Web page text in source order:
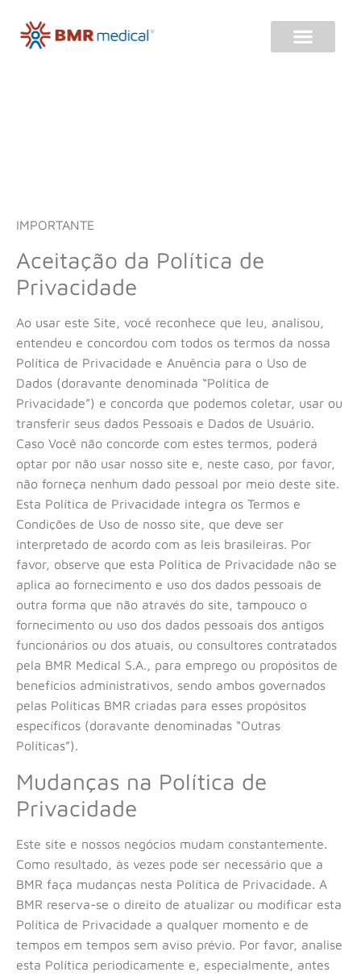
Política de
IMPORTANTE
Aceitação da Política de
Privacidade
Ao usar este Site, você reconhece que leu, analisou,
entendeu e concordou com todos os termos da nossa
Política de Privacidade e Anuência para o Uso de
Dados (doravante denominada “Política de
Privacidade”) e concorda que podemos coletar, usar ou
transferir seus dados Pessoais e Dados de Usuário.
Caso Você não concorde com estes termos, poderá
optar por não usar nosso site e, neste caso, por favor,
não forneça nenhum dado pessoal por meio deste site.
Esta Política de Privacidade integra os Termos e
Condições de Uso de nosso site, que deve ser
interpretado de acordo com as leis brasileiras. Por
favor, observe que esta Política de Privacidade não se
aplica ao fornecimento e uso dos dados pessoais de
outra forma que não através do site, tampouco o
fornecimento ou uso dos dados pessoais dos antigos
funcionários ou dos atuais, ou consultores contratados
pela BMR Medical S.A., para emprego ou propósitos de
benefícios administrativos, sendo ambos governados
pelas Políticas BMR criadas para esses propósitos
específicos (doravante denominadas “Outras
Políticas”).
Mudanças na Política de
Privacidade
Este site e nossos negócios mudam constantemente.
Como resultado, às vezes pode ser necessário que a
BMR faça mudanças nesta Política de Privacidade. A
BMR reserva-se o direito de atualizar ou modificar esta
Política de Privacidade a qualquer momento e de
tempos em tempos sem aviso prévio. Por favor, analise
esta Política periodicamente e, especialmente, antes